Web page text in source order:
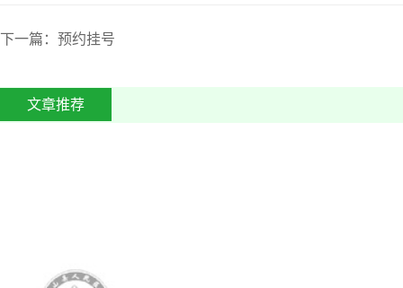
下一篇：预约挂号
文章推荐